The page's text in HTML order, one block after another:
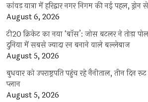
कांवड़ यात्रा में हरिद्वार नगर निगम की नई पहल, ड्रोन
August 6, 2026
टी20 क्रिकेट का नया ‘बॉस’: जोस बटलर ने तोड़ा
दुनिया में सबसे ज्यादा रन बनाने वाले बल्लेबाज
August 5, 2026
बुधवार को उपराष्ट्रपति पहुंच रहे नैनीताल, तीन दिन
प्‍लान
August 5, 2026